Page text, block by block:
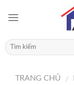
TRANG CHỦ /